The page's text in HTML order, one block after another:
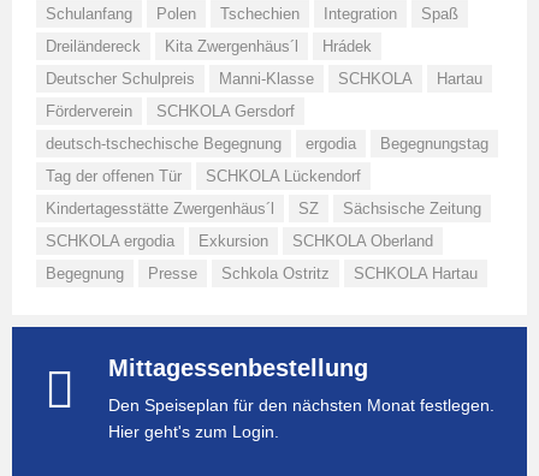
Schulanfang
Polen Tschechien Integration
Spaß
Dreiländereck
Kita Zwergenhäus´l
Hrádek
Deutscher Schulpreis
Manni-Klasse SCHKOLA
Hartau
Förderverein
SCHKOLA Gersdorf
deutsch-tschechische Begegnung
ergodia
Begegnungstag
Tag der offenen Tür
SCHKOLA Lückendorf
Kindertagesstätte Zwergenhäus´l
SZ
Sächsische Zeitung
SCHKOLA ergodia
Exkursion
SCHKOLA Oberland
Begegnung
Presse Schkola Ostritz SCHKOLA Hartau
Mittagessenbestellung
Den Speiseplan für den nächsten Monat festlegen.
Hier geht's zum Login.